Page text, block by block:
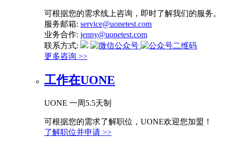
可根据您的需求线上咨询，即时了解我们的服务。
服务邮箱: service@uonetest.com
业务合作: jenny@uonetest.com
联系方式:
更多咨询 >>
工作在UONE
UONE 一周5.5天制
可根据您的需求了解职位，UONE欢迎您加盟！
了解职位并申请 >>